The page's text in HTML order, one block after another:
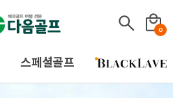
다음골프(Daum Golf) -
0
스페셜골프